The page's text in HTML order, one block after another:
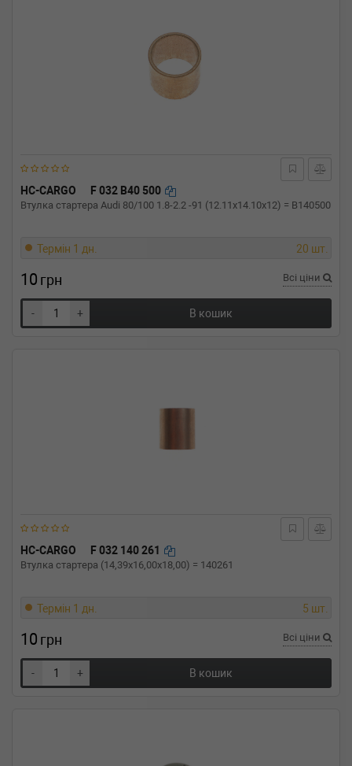
HC-CARGO F 032 B40 500
Втулка стартера Audi 80/100 1.8-2.2 -91 (12.11x14.10x12) = B140500
Термін 1 дн. 20 шт.
10 грн Всі ціни
- + В кошик
HC-CARGO F 032 140 261
Втулка стартера (14,39x16,00x18,00) = 140261
Термін 1 дн. 5 шт.
10 грн Всі ціни
- + В кошик